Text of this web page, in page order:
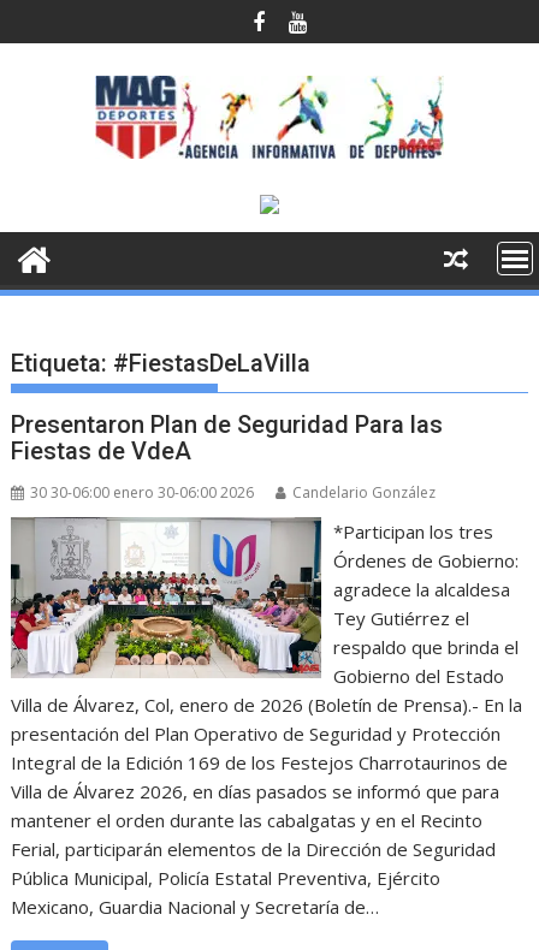
al
Etiqueta: #FiestasDeLaVilla
Presentaron Plan de Seguridad Para las
Fiestas de VdeA
30 30-06:00 enero 30-06:00 2026 Candelario González
*Participan los tres
Órdenes de Gobierno:
agradece la alcaldesa
Tey Gutiérrez el
respaldo que brinda el
Gobierno del Estado
Villa de Álvarez, Col, enero de 2026 (Boletín de Prensa).- En la
presentación del Plan Operativo de Seguridad y Protección
Integral de la Edición 169 de los Festejos Charrotaurinos de
Villa de Álvarez 2026, en días pasados se informó que para
mantener el orden durante las cabalgatas y en el Recinto
Ferial, participarán elementos de la Dirección de Seguridad
Pública Municipal, Policía Estatal Preventiva, Ejército
Mexicano, Guardia Nacional y Secretaría de…